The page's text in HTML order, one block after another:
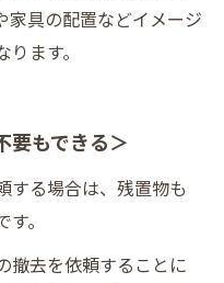
家具の配置などイメージ
ます。
要もできる＞
する場合は、残置物も
。
撤去を依頼することに